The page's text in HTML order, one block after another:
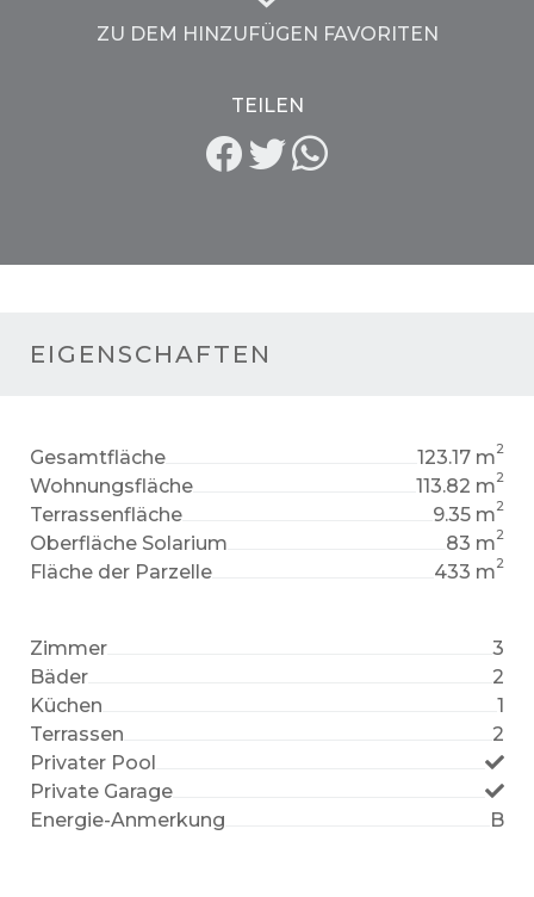
EIGENSCHAFTEN
Gesamtfläche 123.17 m2
Wohnungsfläche 113.82 m2
Terrassenfläche 9.35 m2
Oberfläche Solarium 83 m2
Fläche der Parzelle 433 m2
Zimmer
3
Bäder
2
Küchen
1
Terrassen
2
Privater Pool
Private Garage
Energie-Anmerkung
B
ZU DEM HINZUFÜGEN FAVORITEN
TEILEN